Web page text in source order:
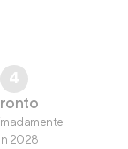
4
2028